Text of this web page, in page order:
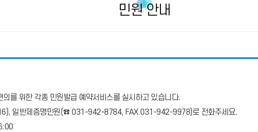
민원 안내
를 위한 각종 민원발급 예약서비스를 실시하고 있습니다.
일반제증명민원(☎ 031-942-8784, FAX 031-942-9978)로 전화주세요.